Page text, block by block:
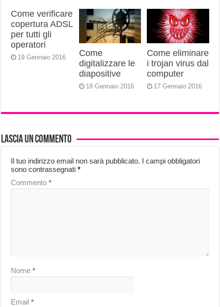
Come verificare
copertura ADSL
per tutti gli
operatori
19 Gennaio 2016
Come
digitalizzare le
diapositive
18 Gennaio 2016
Come eliminare
i trojan virus dal
computer
17 Gennaio 2016
Lascia un commento
Il tuo indirizzo email non sarà pubblicato. I campi obbligatori
sono contrassegnati*
Commento*
Nome*
Email*